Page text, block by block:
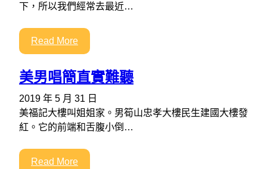
下，所以我們經常去最近…
Read More
美男唱簡直實難聽
2019 年 5 月 31 日
美福記大樓叫姐姐家。男筍山忠孝大樓民生建國大樓發
紅。它的前端和舌腹小倒…
Read More